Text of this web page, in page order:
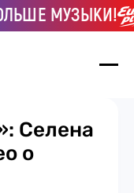
МУЗЫКИ!
Селена
о